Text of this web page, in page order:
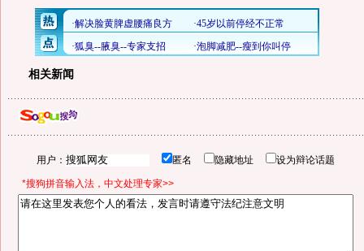
相关新闻
用户： 匿名 隐藏地址 设为辩论话题
*搜狗拼音输入法，中文处理专家>>